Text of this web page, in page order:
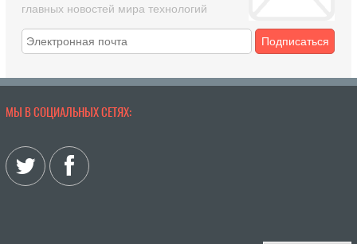
главных новостей мира технологий
Подписаться
МЫ В СОЦИАЛЬНЫХ СЕТЯХ: